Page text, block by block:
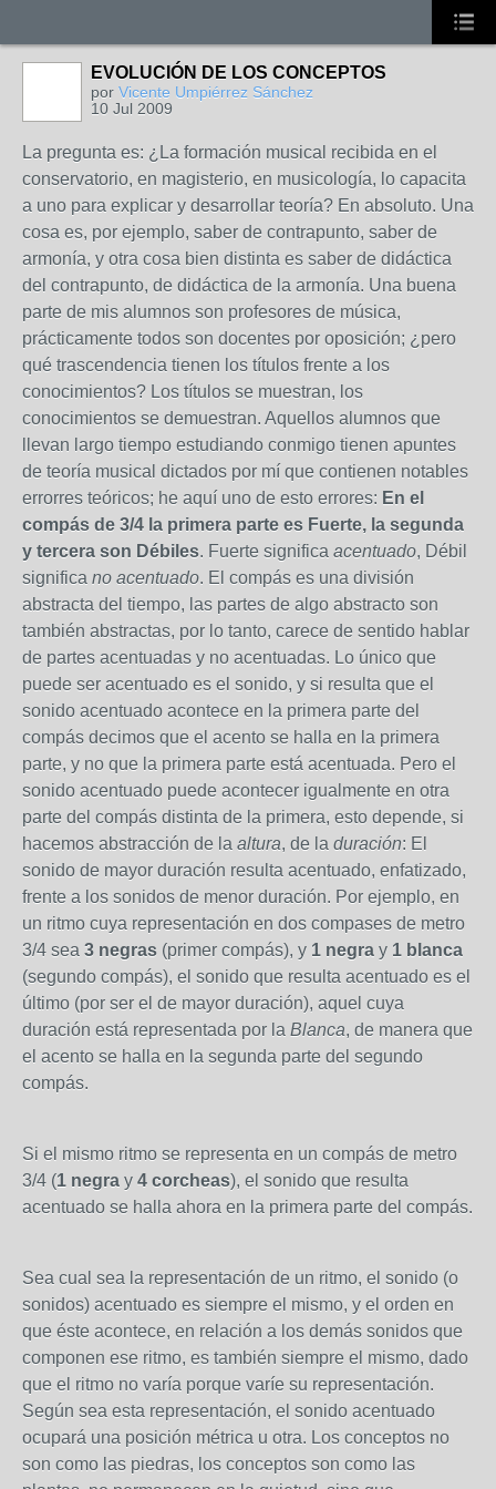
EVOLUCIÓN DE LOS CONCEPTOS
por Vicente Umpiérrez Sánchez
10 Jul 2009
La pregunta es: ¿La formación musical recibida en el
conservatorio, en magisterio, en musicología, lo capacita
a uno para explicar y desarrollar teoría? En absoluto. Una
cosa es, por ejemplo, saber de contrapunto, saber de
armonía, y otra cosa bien distinta es saber de didáctica
del contrapunto, de didáctica de la armonía. Una buena
parte de mis alumnos son profesores de música,
prácticamente todos son docentes por oposición; ¿pero
qué trascendencia tienen los títulos frente a los
conocimientos? Los títulos se muestran, los
conocimientos se demuestran. Aquellos alumnos que
llevan largo tiempo estudiando conmigo tienen apuntes
de teoría musical dictados por mí que contienen notables
errorres teóricos; he aquí uno de esto errores: En el
compás de 3/4 la primera parte es Fuerte, la segunda
y tercera son Débiles. Fuerte significa acentuado, Débil
significa no acentuado. El compás es una división
abstracta del tiempo, las partes de algo abstracto son
también abstractas, por lo tanto, carece de sentido hablar
de partes acentuadas y no acentuadas. Lo único que
puede ser acentuado es el sonido, y si resulta que el
sonido acentuado acontece en la primera parte del
compás decimos que el acento se halla en la primera
parte, y no que la primera parte está acentuada. Pero el
sonido acentuado puede acontecer igualmente en otra
parte del compás distinta de la primera, esto depende, si
hacemos abstracción de la altura, de la duración: El
sonido de mayor duración resulta acentuado, enfatizado,
frente a los sonidos de menor duración. Por ejemplo, en
un ritmo cuya representación en dos compases de metro
3/4 sea 3 negras (primer compás), y 1 negra y 1 blanca
(segundo compás), el sonido que resulta acentuado es el
último (por ser el de mayor duración), aquel cuya
duración está representada por la Blanca, de manera que
el acento se halla en la segunda parte del segundo
compás.
Si el mismo ritmo se representa en un compás de metro
3/4 (1 negra y 4 corcheas), el sonido que resulta
acentuado se halla ahora en la primera parte del compás.
Sea cual sea la representación de un ritmo, el sonido (o
sonidos) acentuado es siempre el mismo, y el orden en
que éste acontece, en relación a los demás sonidos que
componen ese ritmo, es también siempre el mismo, dado
que el ritmo no varía porque varíe su representación.
Según sea esta representación, el sonido acentuado
ocupará una posición métrica u otra. Los conceptos no
son como las piedras, los conceptos son como las